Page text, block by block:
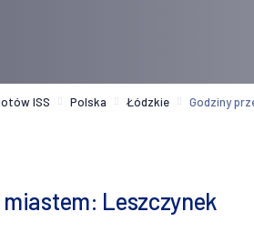
ISS Polska Łódzkie Godziny
Leszczynek